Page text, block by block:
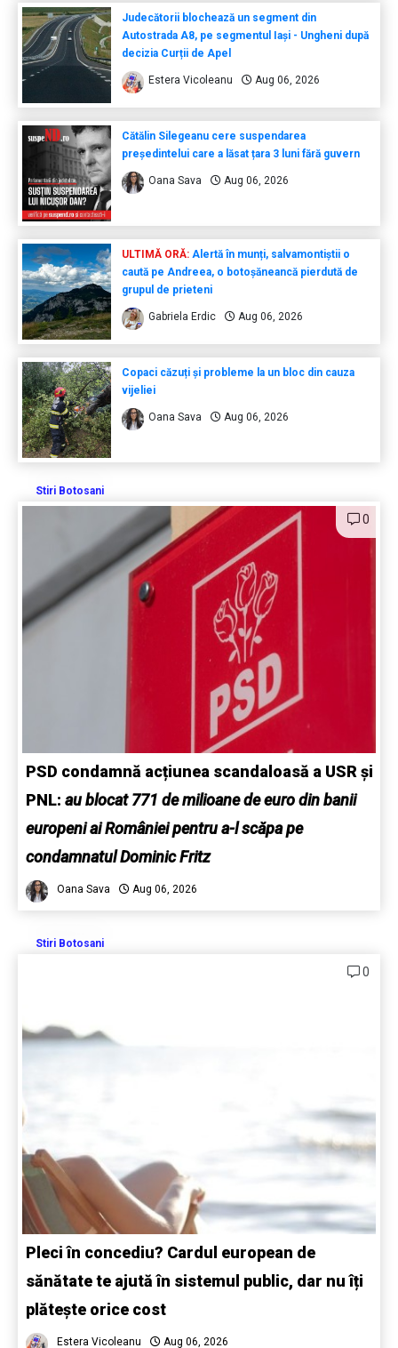
Judecătorii blochează un segment din
Autostrada A8, pe segmentul Iași - Ungheni după
decizia Curții de Apel
Estera Vicoleanu Aug 06, 2026
Cătălin Silegeanu cere suspendarea
președintelui care a lăsat țara 3 luni fără guvern
Oana Sava Aug 06, 2026
ULTIMĂ ORĂ:Alertă în munți, salvamontiștii o
caută pe Andreea, o botoșăneancă pierdută de
grupul de prieteni
Gabriela Erdic Aug 06, 2026
Copaci căzuți și probleme la un bloc din cauza
vijeliei
Oana Sava Aug 06, 2026
Stiri Botosani
0
PSD condamnă acțiunea scandaloasă a USR și
PNL: au blocat 771 de milioane de euro din banii
europeni ai României pentru a-l scăpa pe
condamnatul Dominic Fritz
Oana Sava Aug 06, 2026
Stiri Botosani
0
Pleci în concediu? Cardul european de
sănătate te ajută în sistemul public, dar nu îți
plătește orice cost
Estera Vicoleanu Aug 06, 2026